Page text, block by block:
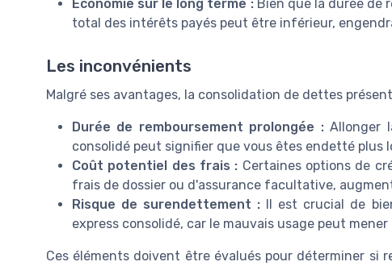
Économie sur le long terme :Bien que la durée de
total des intérêts payés peut être inférieur,
Les inconvénients
Malgré ses avantages, la consolidation de dettes
Durée de remboursement prolongée :Allonger
consolidé peut signifier que vous êtes endetté plus
Coût potentiel des frais : Certaines options de
frais de dossier ou d'assurance facultative,
Risque de surendettement : Il est crucial de
express consolidé, car le mauvais usage peut
Ces éléments doivent être évalués pour déterminer si